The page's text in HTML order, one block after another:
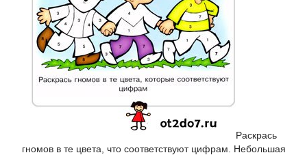
Раскрась
гномов в те цвета, что соответствуют цифрам. Небольшая